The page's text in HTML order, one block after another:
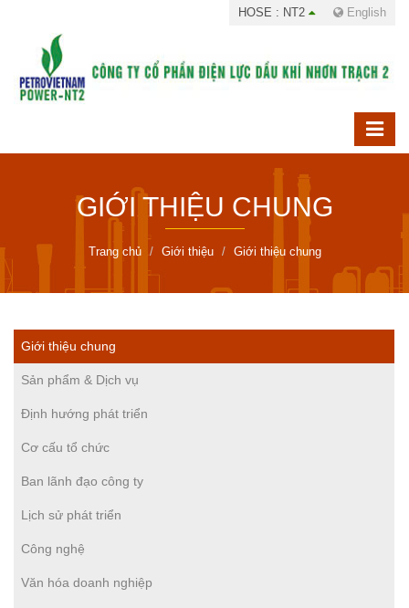
HOSE : NT2 English
GIỚI THIỆU CHUNG
Trang chủ Giới thiệu Giới thiệu chung
Giới thiệu chung
Sản phẩm & Dịch vụ
Định hướng phát triển
Cơ cấu tổ chức
Ban lãnh đạo công ty
Lịch sử phát triển
Công nghệ
Văn hóa doanh nghiệp